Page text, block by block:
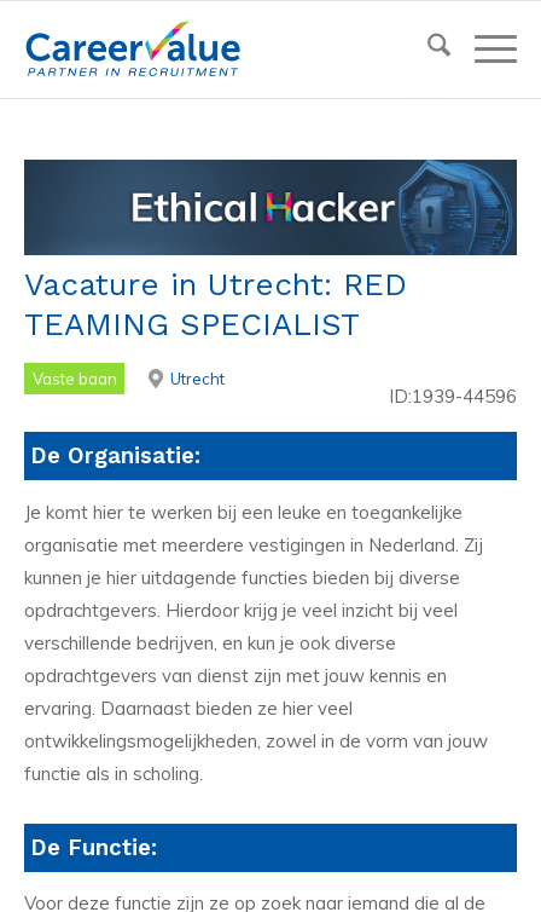
Vacature in Utrecht: RED
TEAMING SPECIALIST
Vaste baan Utrecht
ID:1939-44596
De Organisatie:
Je komt hier te werken bij een leuke en toegankelijke
organisatie met meerdere vestigingen in Nederland. Zij
kunnen je hier uitdagende functies bieden bij diverse
opdrachtgevers. Hierdoor krijg je veel inzicht bij veel
verschillende bedrijven, en kun je ook diverse
opdrachtgevers van dienst zijn met jouw kennis en
ervaring. Daarnaast bieden ze hier veel
ontwikkelingsmogelijkheden, zowel in de vorm van jouw
functie als in scholing.
De Functie:
Voor deze functie zijn ze op zoek naar iemand die al de